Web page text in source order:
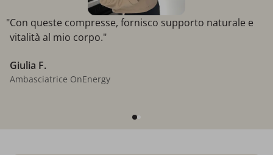
"Con queste compresse, fornisco supporto naturale e
vitalità al mio corpo."
Giulia F.
Ambasciatrice OnEnergy